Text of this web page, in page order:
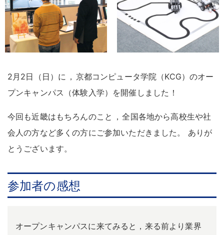
2月2日（日）に ， 京都コンピュータ学院（KCG）のオー
プンキャンパス（体験入学）を開催しました ！
今回も近畿はもちろんのこと ， 全国各地から高校生や社
会人の方など多くの方にご参加いただきました 。
ありが
とうございます。
参加者の感想
オープンキャンパスに来てみると，来る前より業界